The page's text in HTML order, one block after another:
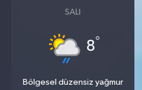
SALI
8°
Bölgesel düzensiz yağmur